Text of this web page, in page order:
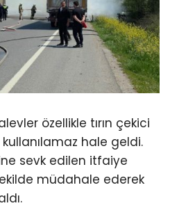
özellikle tırın çekici
kullanılamaz hale geldi.
sevk edilen itfaiye
müdahale ederek